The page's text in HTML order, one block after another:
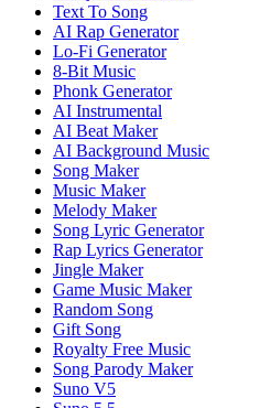
Text To Song
AI Rap Generator
Lo-Fi Generator
8-Bit Music
Phonk Generator
AI Instrumental
AI Beat Maker
AI Background Music
Song Maker
Music Maker
Melody Maker
Song Lyric Generator
Rap Lyrics Generator
Jingle Maker
Game Music Maker
Random Song
Gift Song
Royalty Free Music
Song Parody Maker
Suno V5